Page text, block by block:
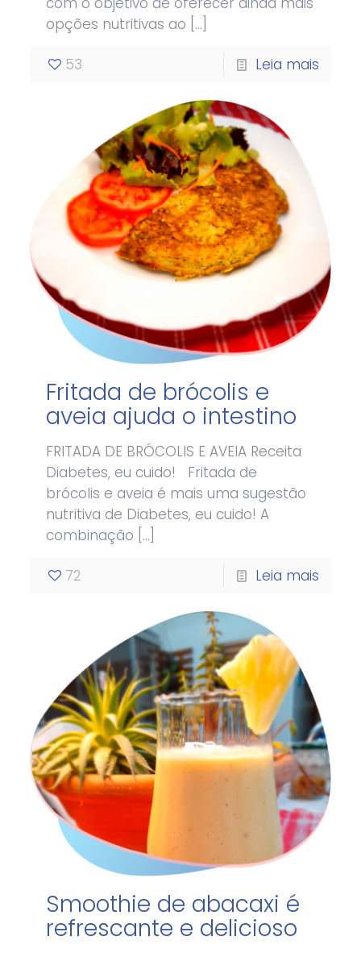
opções nutritivas ao […]
53 Leia mais
Fritada de brócolis e
aveia ajuda o intestino
FRITADA DE BRÓCOLIS E AVEIA Receita
Diabetes, eu cuido! Fritada de
brócolis e aveia é mais uma sugestão
nutritiva de Diabetes, eu cuido! A
combinação […]
72 Leia mais
Smoothie de abacaxi é
refrescante e delicioso